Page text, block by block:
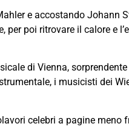
e accostando Johann
poi ritrovare il calore e
di Vienna,
i musicisti dei
celebri a pagine meno